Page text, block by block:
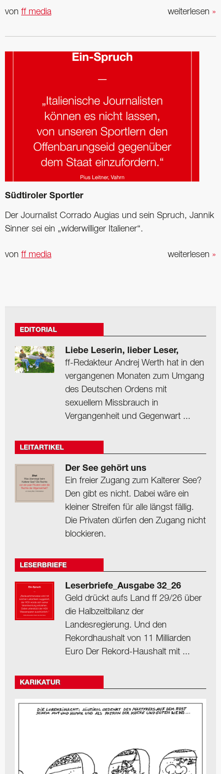
weiterlesen »
von ff media
Südtiroler Sportler
Der Journalist Corrado Augias und sein Spruch, Jannik
Sinner sei ein „widerwilliger Italiener“.
weiterlesen »
von ff media
EDITORIAL
Liebe Leserin, lieber Leser,
ff-Redakteur Andrej Werth hat in den
vergangenen Monaten zum Umgang
des Deutschen Ordens mit
sexuellem Missbrauch in
Vergangenheit und Gegenwart ...
LEITARTIKEL
Der See gehört uns
Ein freier Zugang zum Kalterer See?
Den gibt es nicht. Dabei wäre ein
kleiner Streifen für alle längst fällig.
Die Privaten dürfen den Zugang nicht
blockieren.
LESERBRIEFE
Leserbriefe_Ausgabe 32_26
Geld drückt aufs Land ff 29/26 über
die Halbzeitbilanz der
Landesregierung. Und den
Rekordhaushalt von 11 Milliarden
Euro Der Rekord-Haushalt mit ...
KARIKATUR